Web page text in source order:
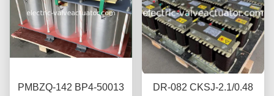
PMBZQ-142 BP4-50013
DR-082 CKSJ-2.1/0.48